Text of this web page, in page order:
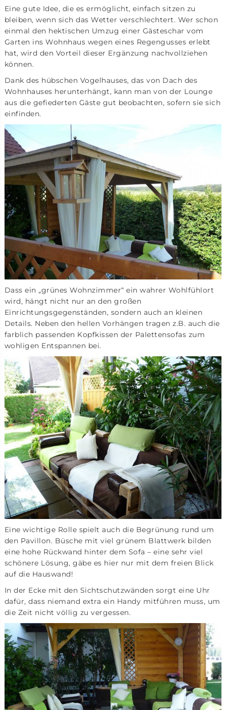
Eine gute Idee, die es ermöglicht, einfach sitzen zu
bleiben, wenn sich das Wetter verschlechtert. Wer schon
einmal den hektischen Umzug einer Gästeschar vom
Garten ins Wohnhaus wegen eines Regengusses erlebt
hat, wird den Vorteil dieser Ergänzung nachvollziehen
können.
Dank des hübschen Vogelhauses, das von Dach des
Wohnhauses herunterhängt, kann man von der Lounge
aus die gefiederten Gäste gut beobachten, sofern sie sich
einfinden.
Dass ein „grünes Wohnzimmer“ ein wahrer Wohlfühlort
wird, hängt nicht nur an den großen
Einrichtungsgegenständen, sondern auch an kleinen
Details. Neben den hellen Vorhängen tragen z.B. auch die
farblich passenden Kopfkissen der Palettensofas zum
wohligen Entspannen bei.
Eine wichtige Rolle spielt auch die Begrünung rund um
den Pavillon. Büsche mit viel grünem Blattwerk bilden
eine hohe Rückwand hinter dem Sofa – eine sehr viel
schönere Lösung, gäbe es hier nur mit dem freien Blick
auf die Hauswand!
In der Ecke mit den Sichtschutzwänden sorgt eine Uhr
dafür, dass niemand extra ein Handy mitführen muss, um
die Zeit nicht völlig zu vergessen.